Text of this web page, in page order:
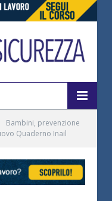
Bambini, prevenzione
Quaderno Inail